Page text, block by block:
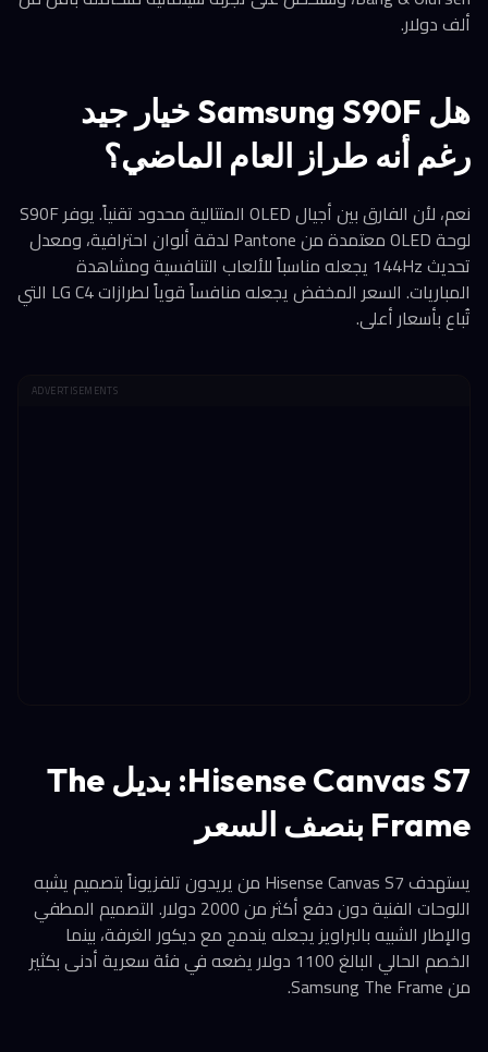
ألف دولار.
هل Samsung S90F خيار جيد
رغم أنه طراز العام الماضي؟
نعم، لأن الفارق بين أجيال OLED المتتالية محدود تقنياً. يوفر S90F
لوحة OLED معتمدة من Pantone لدقة ألوان احترافية، ومعدل
تحديث 144Hz يجعله مناسباً للألعاب التنافسية ومشاهدة
المباريات. السعر المخفض يجعله منافساً قوياً لطرازات LG C4 التي
تُباع بأسعار أعلى.
ADVERTISEMENTS
Hisense Canvas S7: بديل The
Frame بنصف السعر
يستهدف Hisense Canvas S7 من يريدون تلفزيوناً بتصميم يشبه
اللوحات الفنية دون دفع أكثر من 2000 دولار. التصميم المطفي
والإطار الشبيه بالبراويز يجعله يندمج مع ديكور الغرفة، بينما
الخصم الحالي البالغ 1100 دولار يضعه في فئة سعرية أدنى بكثير
من Samsung The Frame.